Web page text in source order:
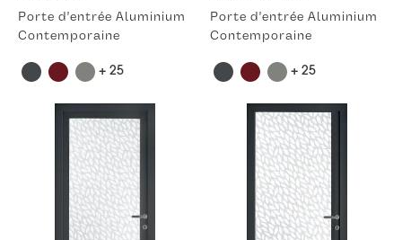
Porte d'entrée Aluminium
Contemporaine
+ 25
Porte d'entrée Aluminium
Contemporaine
+ 25